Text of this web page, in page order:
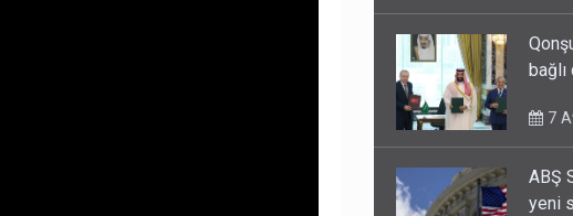
bağlı
7
ABŞ
yeni